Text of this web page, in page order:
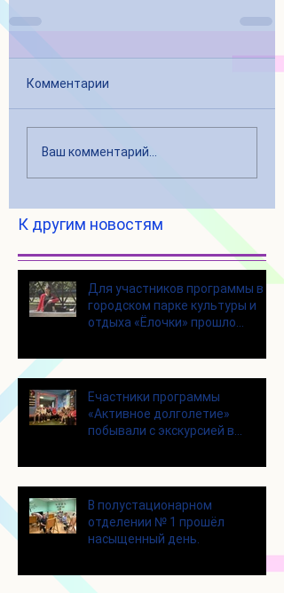
Комментарии
Ваш комментарий...
К другим новостям
Для участников программы в
городском парке культуры и
отдыха «Ёлочки» прошло
Eчастники программы
«Активное долголетие»
побывали с экскурсией в
В полустационарном
отделении № 1 прошёл
насыщенный день.